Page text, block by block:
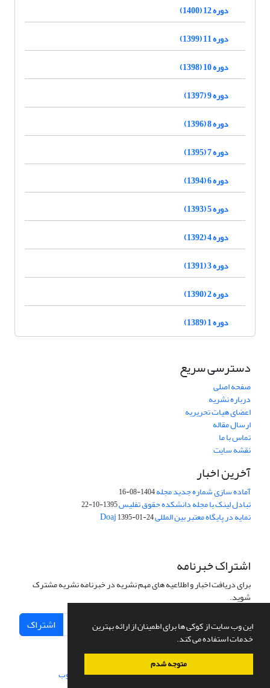
این وب سایت از کوکی ها برای اطمینان از ارائه بهترین
خدمات استفاده می کند.
متوجه شدم
دوره 12 (1400)
دوره 11 (1399)
دوره 10 (1398)
دوره 9 (1397)
دوره 8 (1396)
دوره 7 (1395)
دوره 6 (1394)
دوره 5 (1393)
دوره 4 (1392)
دوره 3 (1391)
دوره 2 (1390)
دوره 1 (1389)
دسترسی سریع
صفحه اصلی
درباره نشریه
اعضای هیات تحریریه
ارسال مقاله
تماس با ما
نقشه سایت
آخرین اخبار
آماده سازی شماره جدید مجله1404-08-16
تبادل لینک با مجله دانشکده حقوق تفلیس1395-10-22
نمایه در پایگاه معتبر بین المللی Doaj1395-01-24
اشتراک خبرنامه
برای دریافت اخبار و اطلاعیه های مهم نشریه در خبرنامه نشریه مشترک
شوید.
اشتراک
سامانه مدیریت نشریات علمی.طراحی و پیاده سازی از سیناوب